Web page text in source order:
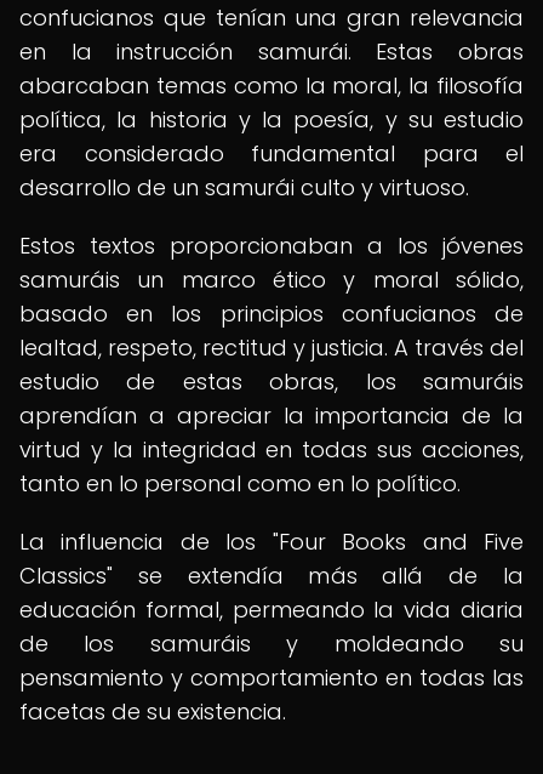
confucianos que tenían una gran relevancia
en la instrucción samurái. Estas obras
abarcaban temas como la moral, la filosofía
política, la historia y la poesía, y su estudio
era considerado fundamental para el
desarrollo de un samurái culto y virtuoso.
Estos textos proporcionaban a los jóvenes
samuráis un marco ético y moral sólido,
basado en los principios confucianos de
lealtad, respeto, rectitud y justicia. A través del
estudio de estas obras, los samuráis
aprendían a apreciar la importancia de la
virtud y la integridad en todas sus acciones,
tanto en lo personal como en lo político.
La influencia de los "Four Books and Five
Classics" se extendía más allá de la
educación formal, permeando la vida diaria
de los samuráis y moldeando su
pensamiento y comportamiento en todas las
facetas de su existencia.